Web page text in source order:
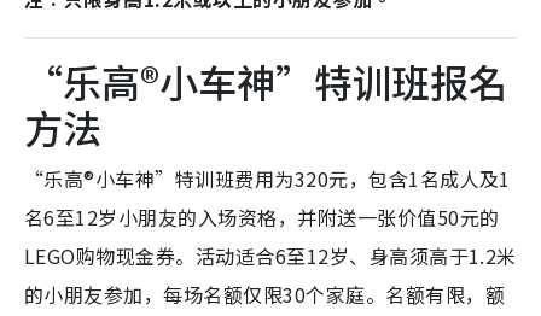
“乐高®小车神”特训班报名
方法
“乐高®小车神”特训班费用为320元，包含1名成人及1
名6至12岁小朋友的入场资格，并附送一张价值50元的
LEGO购物现金券。活动适合6至12岁、身高须高于1.2米
的小朋友参加，每场名额仅限30个家庭。名额有限，额